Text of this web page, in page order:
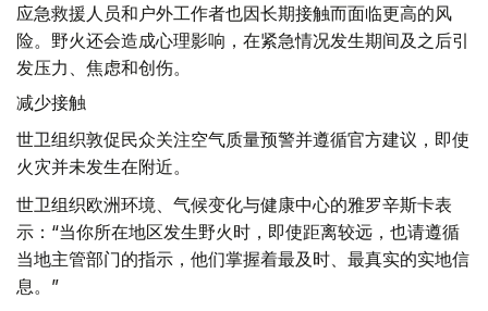
应急救援人员和户外工作者也因长期接触而面临更高的风
险。野火还会造成心理影响，在紧急情况发生期间及之后引
发压力、焦虑和创伤。
减少接触
世卫组织敦促民众关注空气质量预警并遵循官方建议，即使
火灾并未发生在附近。
世卫组织欧洲环境、气候变化与健康中心的雅罗辛斯卡表
示：“当你所在地区发生野火时，即使距离较远，也请遵循
当地主管部门的指示，他们掌握着最及时、最真实的实地信
息。”